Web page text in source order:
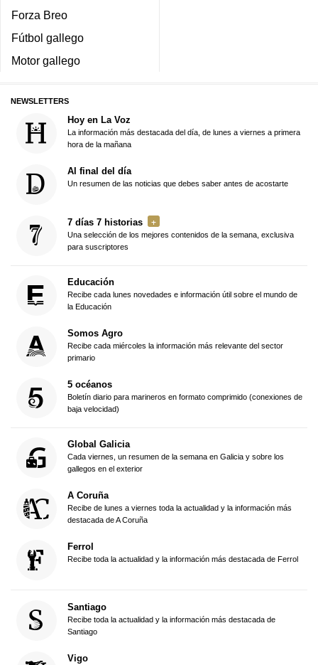
Forza Breo
Fútbol gallego
Motor gallego
NEWSLETTERS
Hoy en La Voz
La información más destacada del día, de lunes a viernes a primera
hora de la mañana
Al final del día
Un resumen de las noticias que debes saber antes de acostarte
7 días 7 historias
Una selección de los mejores contenidos de la semana, exclusiva
para suscriptores
Educación
Recibe cada lunes novedades e información útil sobre el mundo de
la Educación
Somos Agro
Recibe cada miércoles la información más relevante del sector
primario
5 océanos
Boletín diario para marineros en formato comprimido (conexiones de
baja velocidad)
Global Galicia
Cada viernes, un resumen de la semana en Galicia y sobre los
gallegos en el exterior
A Coruña
Recibe de lunes a viernes toda la actualidad y la información más
destacada de A Coruña
Ferrol
Recibe toda la actualidad y la información más destacada de Ferrol
Santiago
Recibe toda la actualidad y la información más destacada de
Santiago
Vigo